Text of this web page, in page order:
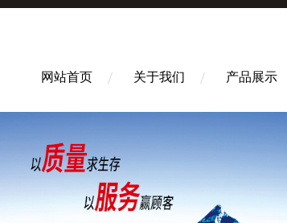
网站首页 关于我们 产品展示